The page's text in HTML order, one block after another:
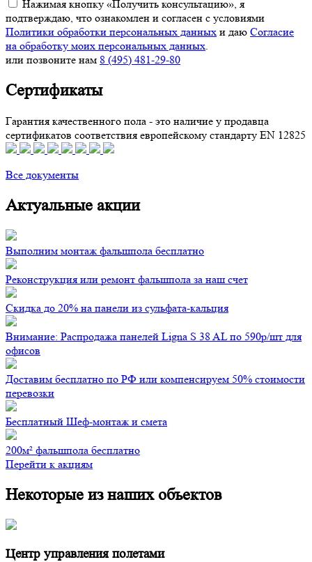
Нажимая кнопку «Получить консультацию», я
подтверждаю, что ознакомлен и согласен с условиями
Политики обработки персональных данных и даю Согласие
на обработку моих персональных данных.
или позвоните нам 8 (495) 481-29-80
Сертификаты
Гарантия качественного пола - это наличие у продавца
сертификатов соответствия европейскому стандарту EN 12825
Все документы
Актуальные акции
Выполним монтаж фальшпола бесплатно
Реконструкция или ремонт фальшпола за наш счет
Скидка до 20% на панели из сульфата-кальция
Внимание: Распродажа панелей Ligna S 38 AL по 590р/шт для
офисов
Доставим бесплатно по РФ или компенсируем 50% стоимости
перевозки
Бесплатный Шеф-монтаж и смета
200м² фальшпола бесплатно
Перейти к акциям
Некоторые из наших объектов
Центр управления полетами